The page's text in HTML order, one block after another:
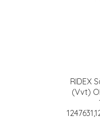
RIDEX
(Vvt)